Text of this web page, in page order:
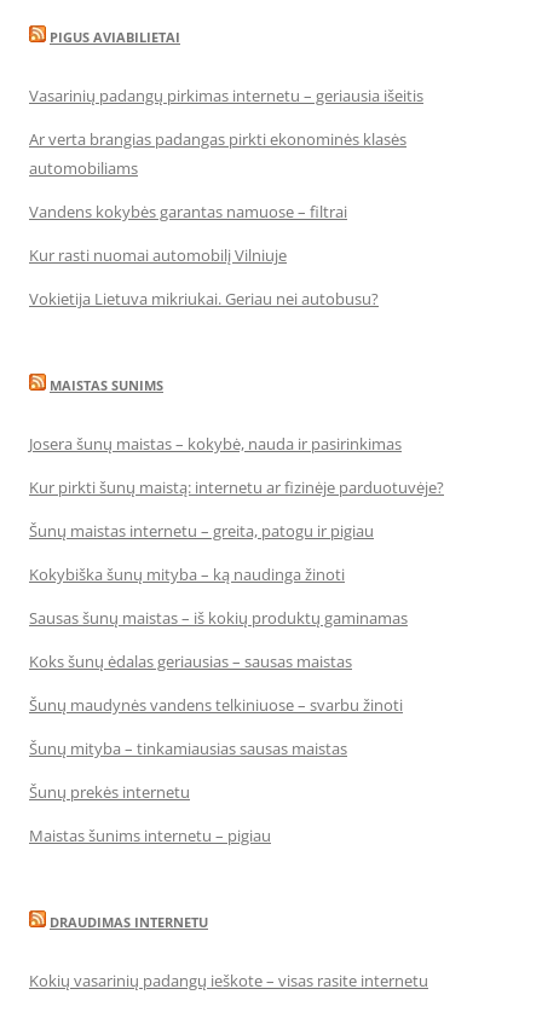
PIGUS AVIABILIETAI
Vasarinių padangų pirkimas internetu – geriausia išeitis
Ar verta brangias padangas pirkti ekonominės klasės
automobiliams
Vandens kokybės garantas namuose – filtrai
Kur rasti nuomai automobilį Vilniuje
Vokietija Lietuva mikriukai. Geriau nei autobusu?
MAISTAS SUNIMS
Josera šunų maistas – kokybė, nauda ir pasirinkimas
Kur pirkti šunų maistą: internetu ar fizinėje parduotuvėje?
Šunų maistas internetu – greita, patogu ir pigiau
Kokybiška šunų mityba – ką naudinga žinoti
Sausas šunų maistas – iš kokių produktų gaminamas
Koks šunų ėdalas geriausias – sausas maistas
Šunų maudynės vandens telkiniuose – svarbu žinoti
Šunų mityba – tinkamiausias sausas maistas
Šunų prekės internetu
Maistas šunims internetu – pigiau
DRAUDIMAS INTERNETU
Kokių vasarinių padangų ieškote – visas rasite internetu